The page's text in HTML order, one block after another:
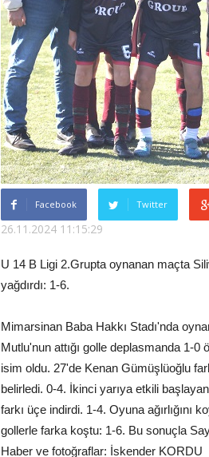
Facebook Twitter
26.11.2024 11:15:29
U 14 B Ligi 2.Grupta oynanan maçta
yağdırdı: 1-6.
Mimarsinan Baba Hakkı Stadı'nda
Mutlu'nun attığı golle deplasmanda 1-
isim oldu. 27'de Kenan Gümüşlüoğlu
belirledi. 0-4. İkinci yarıya etkili
farkı üçe indirdi. 1-4. Oyuna ağırlığını
gollerle farka koştu: 1-6. Bu sonuçla
Haber ve fotoğraflar: İskender KORDU